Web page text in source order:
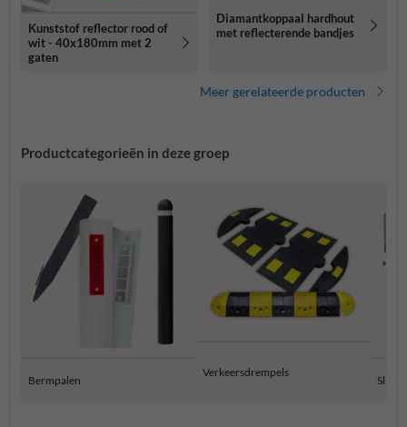
Kunststof reflector rood of
wit - 40x180mm met 2
gaten
Diamantkoppaal hardhout
met reflecterende bandjes
Meer gerelateerde producten
Productcategorieën in deze groep
Bermpalen
Verkeersdrempels